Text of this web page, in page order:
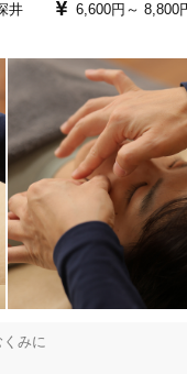
しの方のために専用駐車
カード、メルペイ、d払
だけます。
で始めませんか？皆様の
井 6,600円～ 8,800
みに